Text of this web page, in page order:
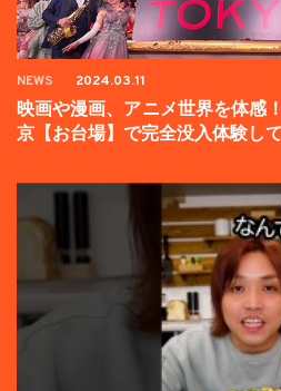
NEWS 2024.03.11
映画や漫画、アニメ世界を体感
京【お台場】で完全没入体験し